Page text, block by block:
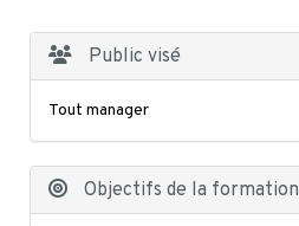
Public visé
Tout manager
Objectifs de la formation